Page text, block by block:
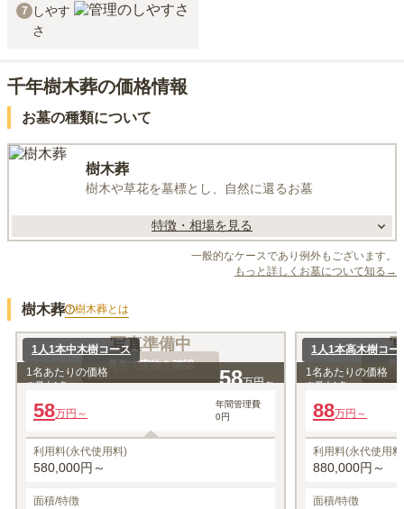
7
しやす
さ
千年樹木葬の価格情報
お墓の種類について
樹木葬
樹木や草花を墓標とし、自然に還るお墓
特徴・相場を見る
一般的なケースであり例外もございます。
もっと詳しくお墓について知る→
樹木葬 樹木葬とは
写真準備中
見学で実物を確認
1人1本中木樹コース
1名あたりの価格
※最大1名 58万円～
58万円～
年間管理費
0円
利用料(永代使用料)
580,000円～
面積/特徴
見
1人1本高木樹コー
1名あたりの価格
※最大1名
88万円～
利用料(永代使用
880,000円～
面積/特徴